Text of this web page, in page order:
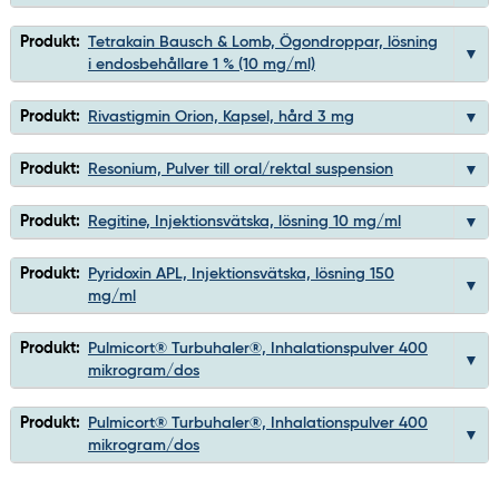
Produkt: Tetrakain Bausch & Lomb, Ögondroppar, lösning
i endosbehållare 1 % (10 mg/ml)
Produkt: Rivastigmin Orion, Kapsel, hård 3 mg
Produkt: Resonium, Pulver till oral/rektal suspension
Produkt: Regitine, Injektionsvätska, lösning 10 mg/ml
Produkt:
Pyridoxin APL, Injektionsvätska, lösning 150
mg/ml
Produkt:
Pulmicort® Turbuhaler®, Inhalationspulver 400
mikrogram/dos
Produkt:
Pulmicort® Turbuhaler®, Inhalationspulver 400
mikrogram/dos